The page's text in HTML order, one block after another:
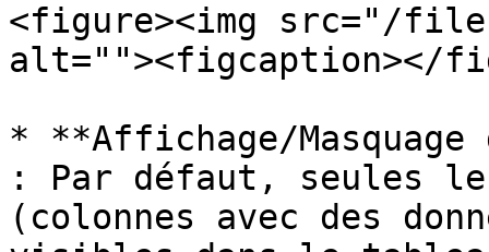
<figure><img src="/files/
alt=""><figcaption></
* **Affichage/Masquage
: Par défaut, seules les
(colonnes avec des